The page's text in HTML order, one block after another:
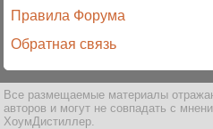
Правила Форума
Обратная связь
Все размещаемые материалы
авторов и могут не совпадать с
ХоумДистиллер.